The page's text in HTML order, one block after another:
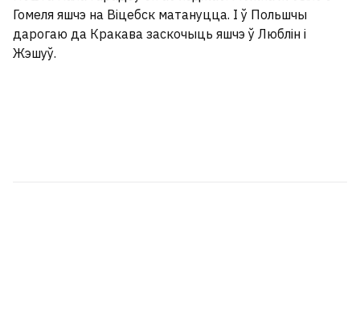
Гомеля яшчэ на Віцебск матануцца. І ў Польшчы
дарогаю да Кракава заскочыць яшчэ ў Люблін і
Жэшуў.